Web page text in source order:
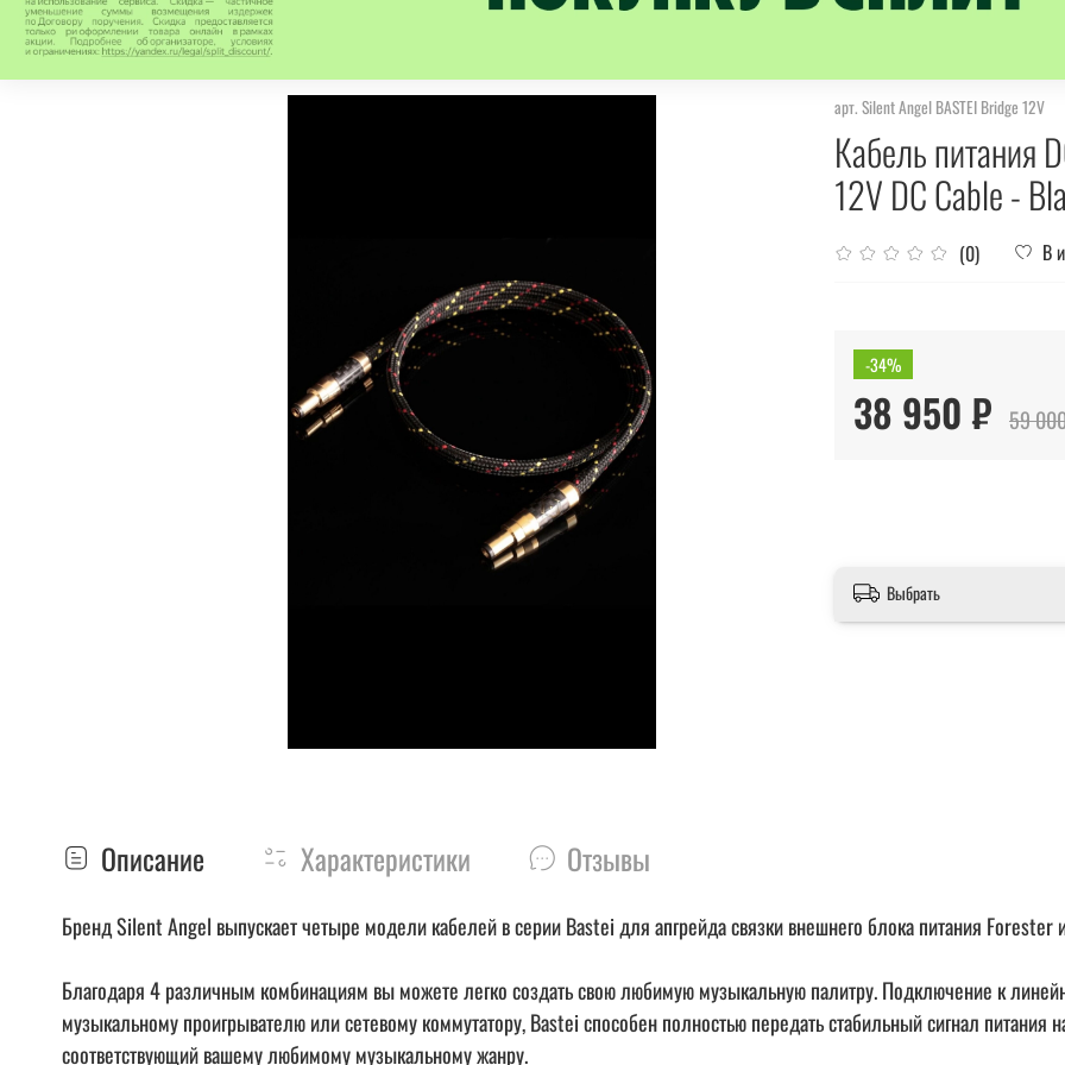
арт. Silent Angel BASTEI Bridge 12V
Кабель питания
12V DC Cable -
(0) В
-34%
38 950 ₽ 59
Выбрать
Описание Характеристики Отзывы
Бренд Silent Angel выпускает четыре модели кабелей в серии Bastei для апгрейда связки внешнего блока питания Forester
Благодаря 4 различным комбинациям вы можете легко создать свою любимую музыкальную палитру. Подключение к
музыкальному проигрывателю или сетевому коммутатору, Bastei способен полностью передать стабильный сигнал питания
соответствующий вашему любимому музыкальному жанру.